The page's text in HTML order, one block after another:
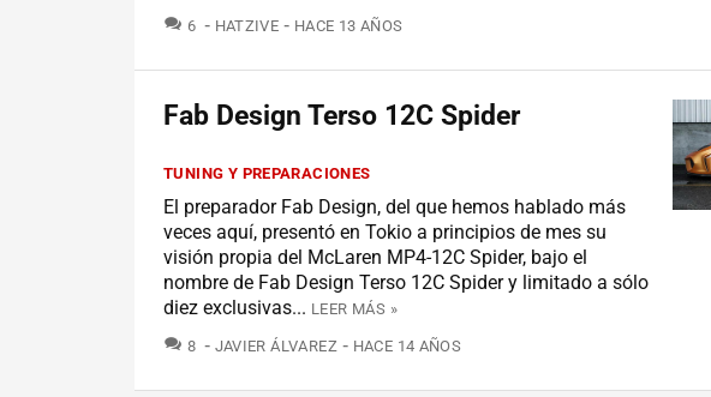
6 COMENTARIOS
HATZIVE HACE 13 AÑOS
Fab Design Terso 12C Spider
TUNING Y PREPARACIONES
El preparador Fab Design, del que hemos hablado más
veces aquí, presentó en Tokio a principios de mes su
visión propia del McLaren MP4-12C Spider, bajo el
nombre de Fab Design Terso 12C Spider y limitado a sólo
diez exclusivas... LEER MÁS »
8 COMENTARIOS
JAVIER ÁLVAREZ HACE 14 AÑOS